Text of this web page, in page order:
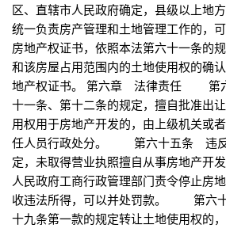
区、直辖市人民政府确定，县级以上地
统一负责房产管理和土地管理工作的，
房地产权证书，依照本法第六十一条的
和该房屋占用范围内的土地使用权的确
地产权证书。 第六章 法律责任 第
十一条、第十二条的规定，擅自批准出
用权用于房地产开发的，由上级机关或
任人员行政处分。 第六十五条 违反
定，未取得营业执照擅自从事房地产开
人民政府工商行政管理部门责令停止房
收违法所得，可以并处罚款。 第六
十九条第一款的规定转让土地使用权的